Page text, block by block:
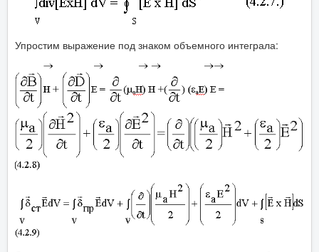
Упростим выражение под знаком объемного интеграла: